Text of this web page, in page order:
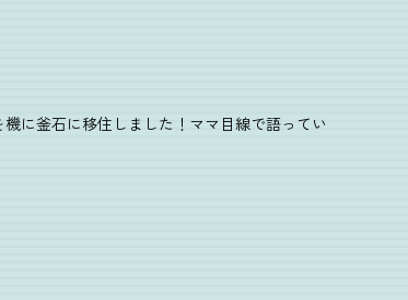
に釜石に移住しました！ママ目線で語ってい